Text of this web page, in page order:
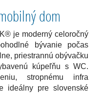
dom
je moderný celoročný
bývanie počas
priestrannú obývačku
kúpeľňu s WC.
stropnému infra
ideálny pre slovenské